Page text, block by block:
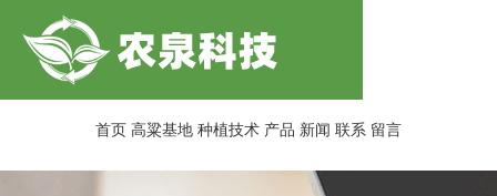
首页 高粱基地 种植技术 产品 新闻 联系 留言